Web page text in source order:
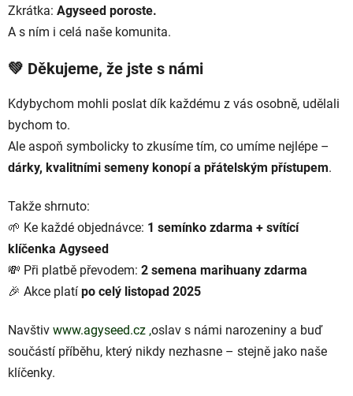
Zkrátka: Agyseed poroste.
A s ním i celá naše komunita.
💚 Děkujeme, že jste s námi
Kdybychom mohli poslat dík každému z vás osobně, udělali
bychom to.
Ale aspoň symbolicky to zkusíme tím, co umíme nejlépe –
dárky, kvalitními semeny konopí a přátelským přístupem.
Takže shrnuto:
🌱 Ke každé objednávce: 1 semínko zdarma + svítící
klíčenka Agyseed
💸 Při platbě převodem: 2 semena marihuany zdarma
🎉 Akce platí po celý listopad 2025
Navštiv www.agyseed.cz ,oslav s námi narozeniny a buď
součástí příběhu, který nikdy nezhasne – stejně jako naše
klíčenky.